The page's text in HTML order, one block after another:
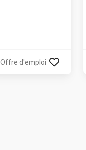
Offre d'emploi